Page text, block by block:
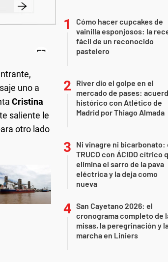
uno a
Cristina
saliente le
otro lado
Cómo hacer cupcakes de
vainilla esponjosos: la
fácil de un reconocido
pastelero
River dio el golpe en el
mercado de pases:
histórico con Atlético de
Madrid por Thiago Almada
Ni vinagre ni bicarbonato:
TRUCO con ÁCIDO cítrico
elimina el sarro de la pava
eléctrica y la deja como
nueva
San Cayetano 2026: el
cronograma completo de
misas, la peregrinación y
marcha en Liniers